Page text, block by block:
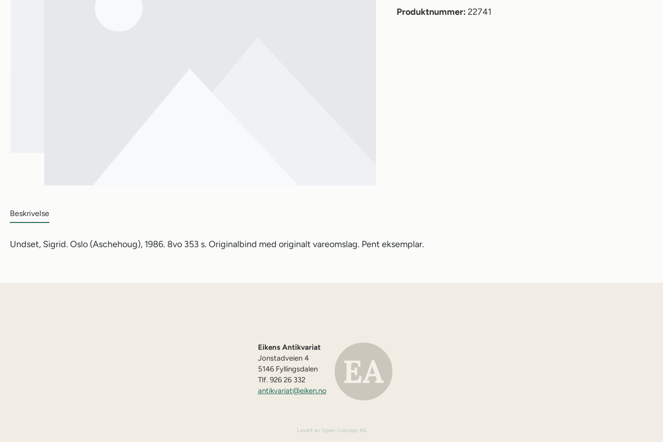
Produktnummer: 22741
Beskrivelse
Undset, Sigrid. Oslo (Aschehoug), 1986. 8vo 353 s. Originalbind med originalt vareomslag. Pent eksemplar.
Eikens Antikvariat
Jonstadveien 4
5146 Fyllingsdalen
Tlf. 926 26 332
antikvariat@eiken.no
Levert av Open Concept AS